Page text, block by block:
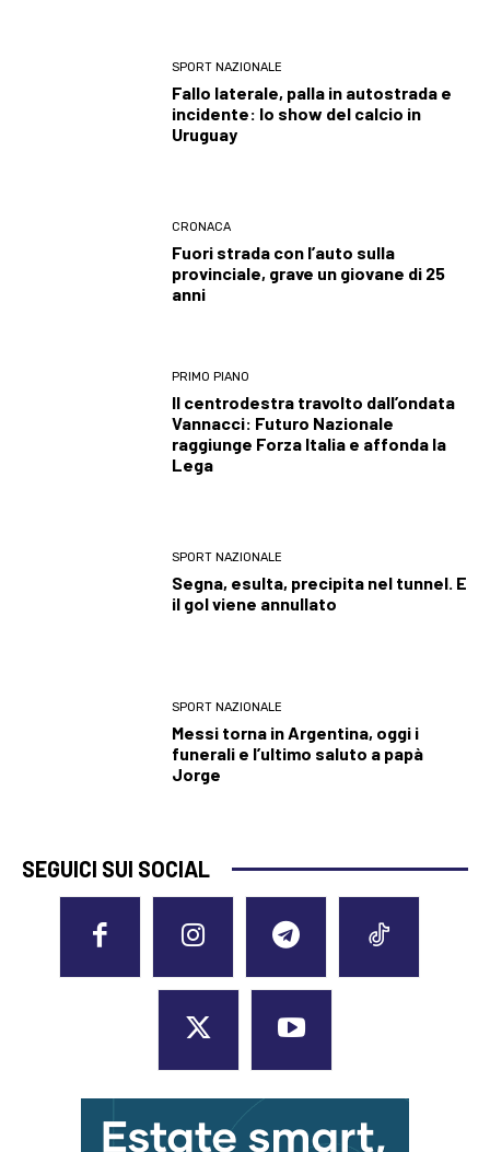
SPORT NAZIONALE
Fallo laterale, palla in autostrada e
incidente: lo show del calcio in
Uruguay
CRONACA
Fuori strada con l’auto sulla
provinciale, grave un giovane di 25
anni
PRIMO PIANO
Il centrodestra travolto dall’ondata
Vannacci: Futuro Nazionale
raggiunge Forza Italia e affonda la
Lega
SPORT NAZIONALE
Segna, esulta, precipita nel tunnel. E
il gol viene annullato
SPORT NAZIONALE
Messi torna in Argentina, oggi i
funerali e l’ultimo saluto a papà
Jorge
SEGUICI SUI SOCIAL